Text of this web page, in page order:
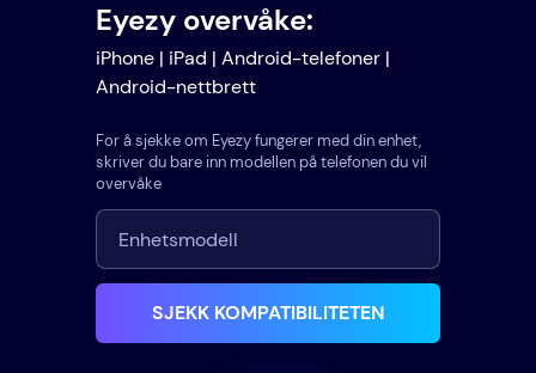
Eyezy overvåke:
iPhone | iPad | Android-telefoner |
Android-nettbrett
For å sjekke om Eyezy fungerer med din enhet,
skriver du bare inn modellen på telefonen du vil
overvåke
SJEKK KOMPATIBILITETEN